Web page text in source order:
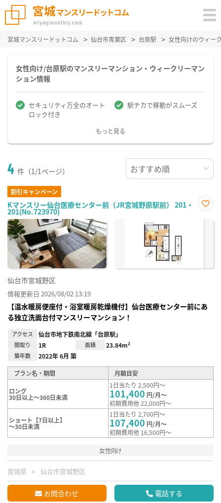
宮城マンスリードットコム 仙台市青葉区 台原駅 女性向けのウィー
女性向け/台原駅のマンスリーマンション・ウィークリーマン
ション情報
セキュリティ万全のオート
ロック付き
駅チカで移動がスムーズ
もっと見る
4 件（1/1ページ）
割引キャンペーン
Kマンスリー仙台医療センター前（JR宮城野原駅前） 201・
201(No.723970)
に入
仙台市宮城野区
情報更新日 2026/08/02 13:19
【温水暖房便座付・浴室暖房乾燥機付】仙台医療センター前にあ
る独立洗面台付マンスリーマンション！
アクセス 仙台市地下鉄南北線「台原駅」
間取り 1R 面積 23.84m²
築年数 2022年 6月 築
プラン名・期間 月額目安
ロング
30日以上～360日未満
1日当たり 2,500円～
101,400 円/月～
初期費用他 22,000円～
ショート【7日以上】
～30日未満
1日当たり 2,700円～
107,400 円/月～
初期費用他 16,500円～
女性向け
宮城県 仙台市宮城野区
お問合わせ 電話する